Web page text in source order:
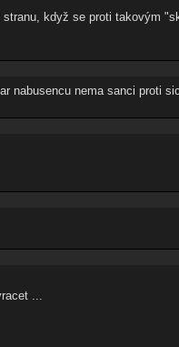
stranu, když se proti takovým
nabusencu nema sanci proti
...